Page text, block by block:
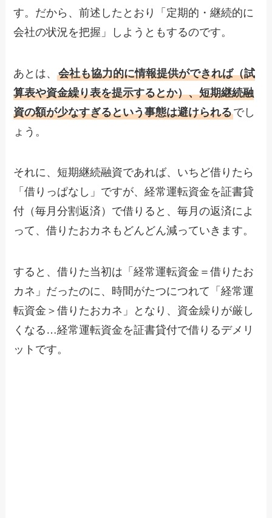
す。だから、前述したとおり「定期的・継続的に
会社の状況を把握」しようともするのです。
あとは、会社も協力的に情報提供ができれば（試
算表や資金繰り表を提示するとか）、短期継続融
資の額が少なすぎるという事態は避けられるでし
ょう。
それに、短期継続融資であれば、いちど借りたら
「借りっぱなし」ですが、経常運転資金を証書貸
付（毎月分割返済）で借りると、毎月の返済によ
って、借りたおカネもどんどん減っていきます。
すると、借りた当初は「経常運転資金＝借りたお
カネ」だったのに、時間がたつにつれて「経常運
転資金＞借りたおカネ」となり、資金繰りが厳し
くなる…経常運転資金を証書貸付で借りるデメリ
ットです。